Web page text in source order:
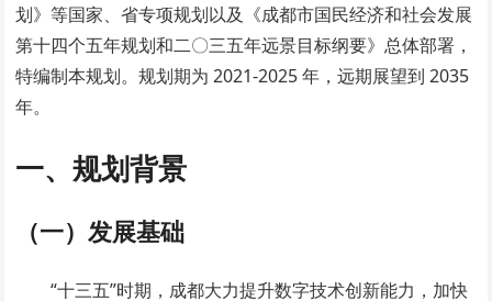
划》等国家、省专项规划以及《成都市国民经济和社会发展
第十四个五年规划和二〇三五年远景目标纲要》总体部署，
特编制本规划。规划期为 2021-2025 年，远期展望到 2035
年。
一、规划背景
（一）发展基础
“十三五”时期，成都大力提升数字技术创新能力，加快